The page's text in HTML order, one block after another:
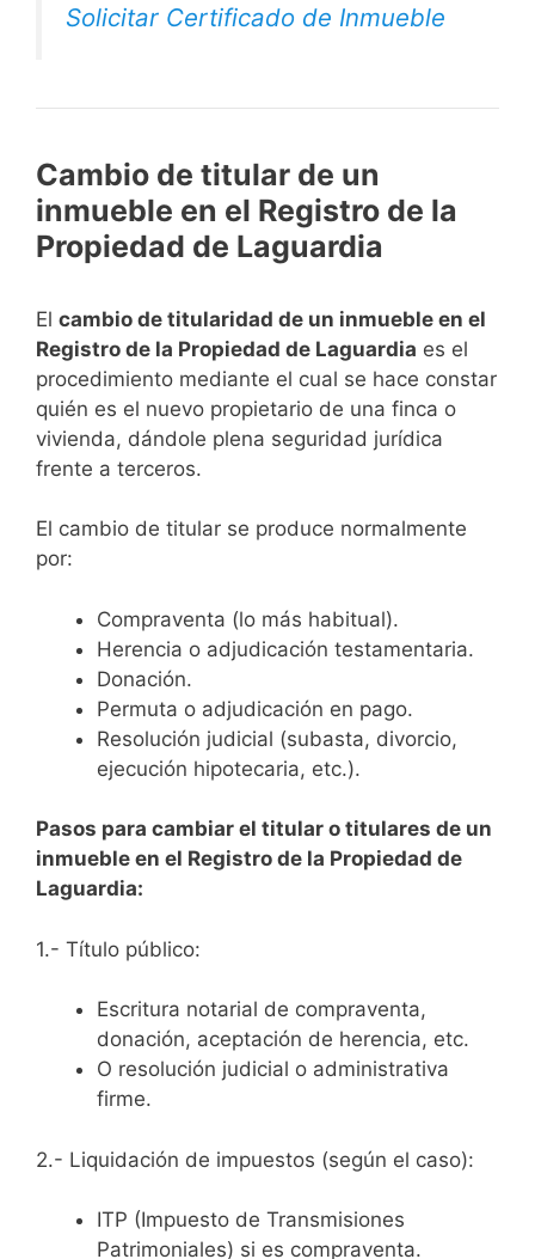
Solicitar Certificado de Inmueble
Cambio de titular de un
inmueble en el Registro de la
Propiedad de Laguardia
El cambio de titularidad de un inmueble en el
Registro de la Propiedad de Laguardia es el
procedimiento mediante el cual se hace constar
quién es el nuevo propietario de una finca o
vivienda, dándole plena seguridad jurídica
frente a terceros.
El cambio de titular se produce normalmente
por:
Compraventa (lo más habitual).
Herencia o adjudicación testamentaria.
Donación.
Permuta o adjudicación en pago.
Resolución judicial (subasta, divorcio,
ejecución hipotecaria, etc.).
Pasos para cambiar el titular o titulares de un
inmueble en el Registro de la Propiedad de
Laguardia:
1.- Título público:
Escritura notarial de compraventa,
donación, aceptación de herencia, etc.
O resolución judicial o administrativa
firme.
2.- Liquidación de impuestos (según el caso):
ITP (Impuesto de Transmisiones
Patrimoniales) si es compraventa.